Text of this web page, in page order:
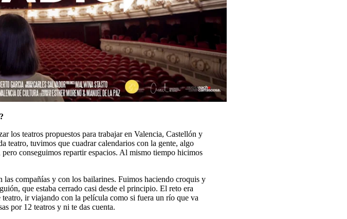
los teatros propuestos para trabajar en Valencia, Castellón y
teatro, tuvimos que cuadrar calendarios con la gente, algo
conseguimos repartir espacios. Al mismo tiempo hicimos
las compañías y con los bailarines. Fuimos haciendo croquis y
que estaba cerrado casi desde el principio. El reto era
ir viajando con la película como si fuera un río que va
por 12 teatros y ni te das cuenta.